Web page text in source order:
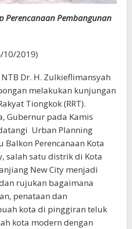
Perencanaan Pembangunan
2019)
Dr. H. Zulkieflimansyah
melakukan kunjungan
Tiongkok (RRT).
Gubernur pada Kamis
Urban Planning
Perencanaan Kota
salah satu distrik di Kota
New City menjadi
rujukan bagaimana
penataan dan
kota di pinggiran teluk
kota modern dengan